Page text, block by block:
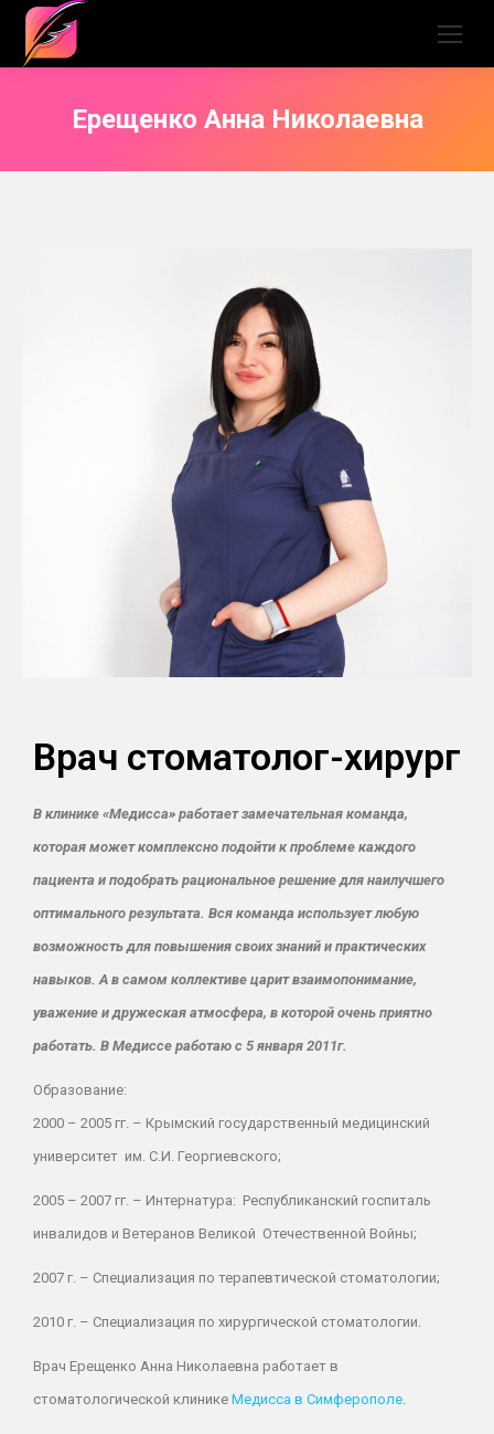
Ерещенко Анна Николаевна
Врач стоматолог-хирург
В клинике «Медисса» работает замечательная команда,
которая может комплексно подойти к проблеме каждого
пациента и подобрать рациональное решение для наилучшего
оптимального результата. Вся команда использует любую
возможность для повышения своих знаний и практических
навыков. А в самом коллективе царит взаимопонимание,
уважение и дружеская атмосфера, в которой очень приятно
работать. В Медиссе работаю с 5 января 2011г.
Образование:
2000 – 2005 гг. – Крымский государственный медицинский
университет им. С.И. Георгиевского;
2005 – 2007 гг. – Интернатура: Республиканский госпиталь
инвалидов и Ветеранов Великой Отечественной Войны;
2007 г. – Специализация по терапевтической стоматологии;
2010 г. – Специализация по хирургической стоматологии.
Врач Ерещенко Анна Николаевна работает в
стоматологической клинике Медисса в Симферополе